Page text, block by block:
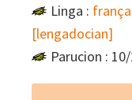
Linga :
[lengadocian]
Parucion :